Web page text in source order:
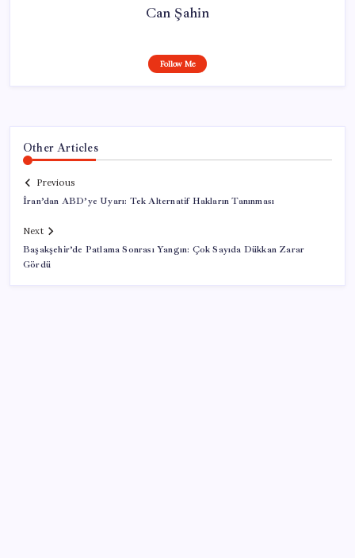
Can Şahin
Follow Me
Other Articles
Previous
İran’dan ABD’ye Uyarı: Tek Alternatif Hakların Tanınması
Next
Başakşehir’de Patlama Sonrası Yangın: Çok Sayıda Dükkan Zarar
Gördü